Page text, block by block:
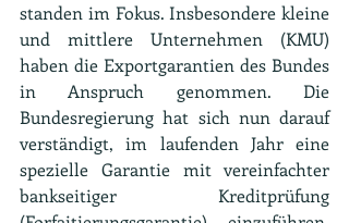
standen im Fokus. Insbesondere kleine
und mittlere Unternehmen (KMU)
haben die Exportgarantien des Bundes
in Anspruch genommen. Die
Bundesregierung hat sich nun darauf
verständigt, im laufenden Jahr eine
spezielle Garantie mit vereinfachter
bankseitiger Kreditprüfung